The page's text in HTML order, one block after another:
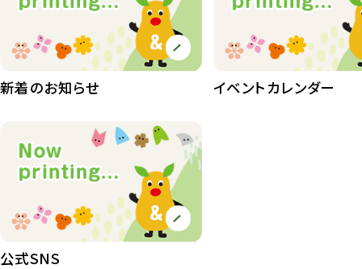
植物園 510
植物たち 407
植物園長の庭
桜情報
紅葉情報
ズーボ
イベント
新着のお知らせ イベントカレンダー
公式SNS